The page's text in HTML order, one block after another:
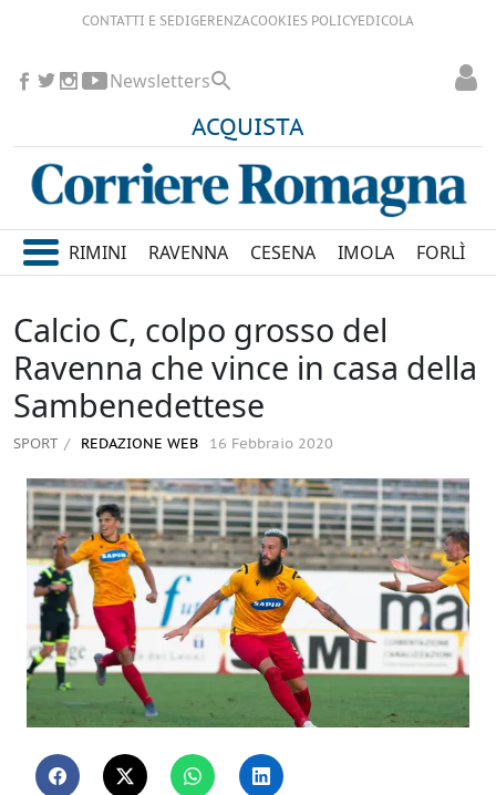
CONTATTI E SEDIGERENZACOOKIES POLICYEDICOLA
ACQUISTA
Newsletters
RIMINI RAVENNA CESENA IMOLA FORLÌ
Calcio C, colpo grosso del
Ravenna che vince in casa della
Sambenedettese
SPORT REDAZIONE WEB 16 Febbraio 2020